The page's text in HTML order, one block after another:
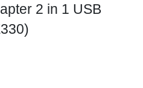
2 in 1 USB